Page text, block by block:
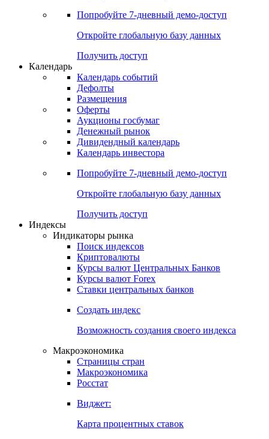
Попробуйте 7-дневный демо-доступ
Откройте глобальную базу данных
Получить доступ
Календарь
Календарь событий
Дефолты
Размещения
Оферты
Аукционы госбумаг
Денежный рынок
Дивидендный календарь
Календарь инвестора
Попробуйте 7-дневный демо-доступ
Откройте глобальную базу данных
Получить доступ
Индексы
Индикаторы рынка
Поиск индексов
Криптовалюты
Курсы валют Центральных Банков
Курсы валют Forex
Ставки центральных банков
Создать индекс
Возможность создания своего индекса
Макроэкономика
Страницы стран
Макроэкономика
Росстат
Виджет:
Карта процентных ставок